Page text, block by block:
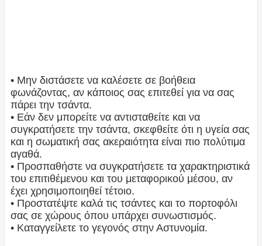
• Μην διστάσετε να καλέσετε σε βοήθεια
φωνάζοντας, αν κάποιος σας επιτεθεί για να σας
πάρει την τσάντα.
• Εάν δεν μπορείτε να αντισταθείτε και να
συγκρατήσετε την τσάντα, σκεφθείτε ότι η υγεία σας
και η σωματική σας ακεραιότητα είναι πιο πολύτιμα
αγαθά.
• Προσπαθήστε να συγκρατήσετε τα χαρακτηριστικά
του επιτιθέμενου και του μεταφορικού μέσου, αν
έχει χρησιμοποιηθεί τέτοιο.
• Προστατέψτε καλά τις τσάντες και το πορτοφόλι
σας σε χώρους όπου υπάρχει συνωστισμός.
• Καταγγείλετε το γεγονός στην Αστυνομία.